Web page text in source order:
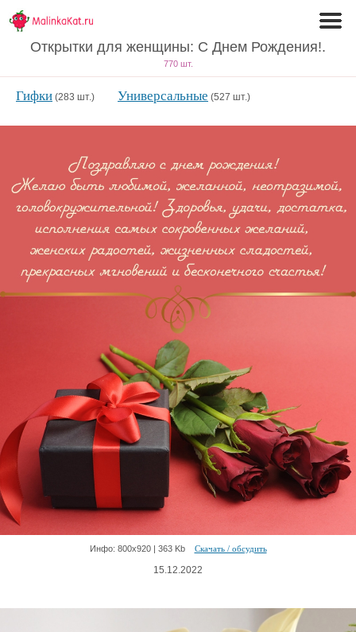
Открытки для женщины: С Днем Рождения!.
770 шт.
Гифки (283 шт.) Универсальные (527 шт.)
Инфо: 800х920 | 363 Kb Скачать / обсудить
15.12.2022